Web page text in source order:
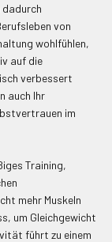
von
wohlfühlen,
auf die
verbessert
auch Ihr
im
Training,
mehr Muskeln
um Gleichgewicht
führt zu einem